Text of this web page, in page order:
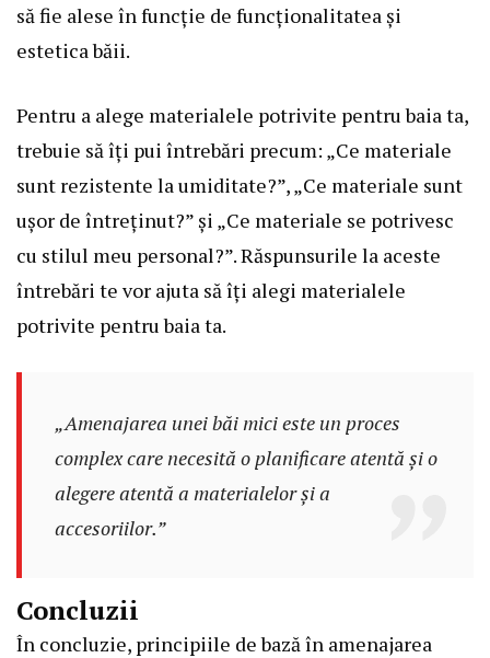
să fie alese în funcție de funcționalitatea și
estetica băii.
Pentru a alege materialele potrivite pentru baia ta,
trebuie să îți pui întrebări precum: „Ce materiale
sunt rezistente la umiditate?”, „Ce materiale sunt
ușor de întreținut?” și „Ce materiale se potrivesc
cu stilul meu personal?”. Răspunsurile la aceste
întrebări te vor ajuta să îți alegi materialele
potrivite pentru baia ta.
„Amenajarea unei băi mici este un proces
complex care necesită o planificare atentă și o
alegere atentă a materialelor și a
accesoriilor.”
Concluzii
În concluzie, principiile de bază în amenajarea